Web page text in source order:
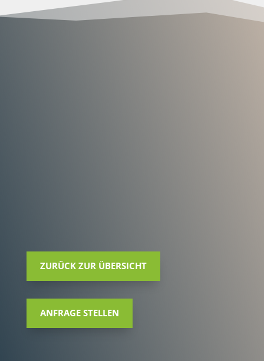
ZURÜCK ZUR ÜBERSICHT
ANFRAGE STELLEN